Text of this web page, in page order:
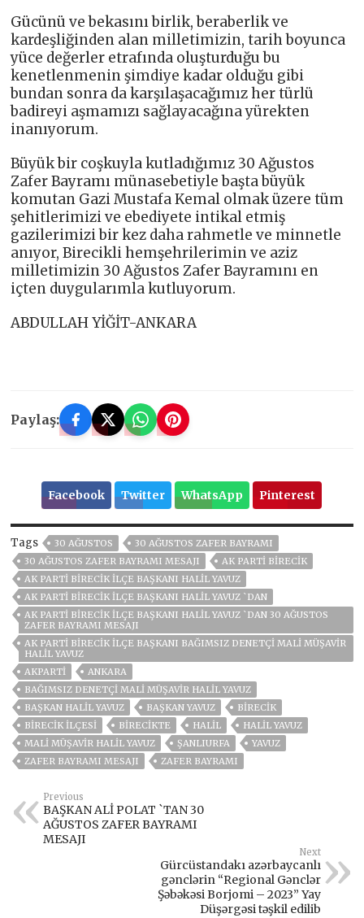
Gücünü ve bekasını birlik, beraberlik ve
kardeşliğinden alan milletimizin, tarih boyunca
yüce değerler etrafında oluşturduğu bu
kenetlenmenin şimdiye kadar olduğu gibi
bundan sonra da karşılaşacağımız her türlü
badireyi aşmamızı sağlayacağına yürekten
inanıyorum.
Büyük bir coşkuyla kutladığımız 30 Ağustos
Zafer Bayramı münasebetiyle başta büyük
komutan Gazi Mustafa Kemal olmak üzere tüm
şehitlerimizi ve ebediyete intikal etmiş
gazilerimizi bir kez daha rahmetle ve minnetle
anıyor, Birecikli hemşehrilerimin ve aziz
milletimizin 30 Ağustos Zafer Bayramını en
içten duygularımla kutluyorum.
ABDULLAH YİĞİT-ANKARA
Paylaş:
Facebook Twitter WhatsApp Pinterest
Tags 30 AĞUSTOS
30 AĞUSTOS ZAFER BAYRAMI
30 AĞUSTOS ZAFER BAYRAMI MESAJI
AK PARTI BIRECIK
AK PARTİ BİRECİK İLÇE BAŞKANI HALİL YAVUZ
AK PARTİ BİRECİK İLÇE BAŞKANI HALİL YAVUZ `DAN
AK PARTİ BİRECİK İLÇE BAŞKANI HALİL YAVUZ `DAN 30 AĞUSTOS
ZAFER BAYRAMI MESAJI
AK PARTI BIRECIK İLÇE BAŞKANI BAĞIMSIZ DENETÇI MALI MÜŞAVIR
HALIL YAVUZ
AKPARTİ
ANKARA
BAĞIMSIZ DENETÇI MALI MÜŞAVIR HALIL YAVUZ
BAŞKAN HALIL YAVUZ
BAŞKAN YAVUZ
BİRECİK
BİRECİK İLÇESİ
BİRECİKTE HALIL
HALİL YAVUZ
MALI MÜŞAVIR HALIL YAVUZ
ŞANLIURFA
YAVUZ
ZAFER BAYRAMI MESAJI
ZAFER BAYRAMI
Previous
BAŞKAN ALİ POLAT `TAN 30
AĞUSTOS ZAFER BAYRAMI
MESAJI
Next
Gürcüstandakı azərbaycanlı
gənclərin “Regional Gənclər
Şəbəkəsi Borjomi – 2023” Yay
Düşərgəsi təşkil edilib